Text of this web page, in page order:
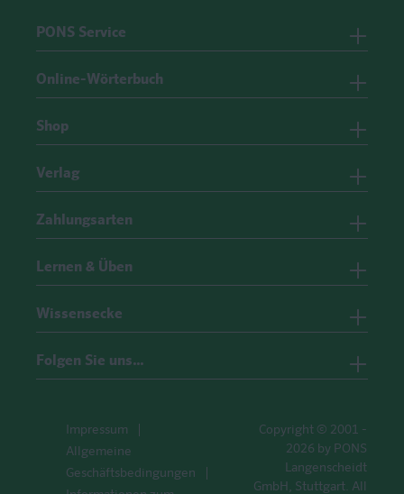
PONS Service
Online-Wörterbuch
Shop
Verlag
Zahlungsarten
Lernen & Üben
Wissensecke
Folgen Sie uns…
Impressum
Allgemeine
Geschäftsbedingungen
Copyright © 2001 -
2026 by PONS
Langenscheidt
GmbH, Stuttgart. All